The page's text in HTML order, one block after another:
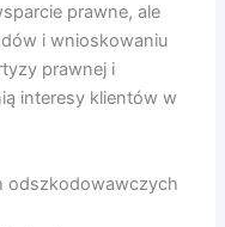
prawne, ale
i wnioskowaniu
prawnej i
interesy klientów w
odszkodowawczych